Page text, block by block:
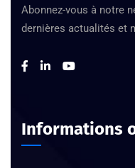
Abonnez-vous à notre
dernières actualités et
Informations